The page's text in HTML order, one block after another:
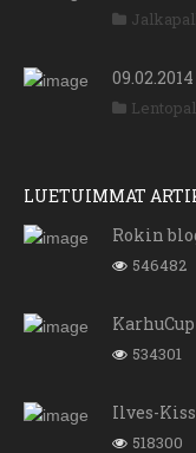
LUETUIMMAT
Rokin
546482
534301
Ilves-
518300